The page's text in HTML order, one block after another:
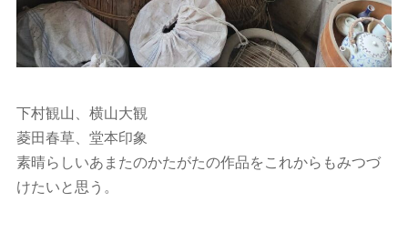
下村観山、横山大観
菱田春草、堂本印象
素晴らしいあまたのかたがたの作品をこれからもみつづ
けたいと思う。